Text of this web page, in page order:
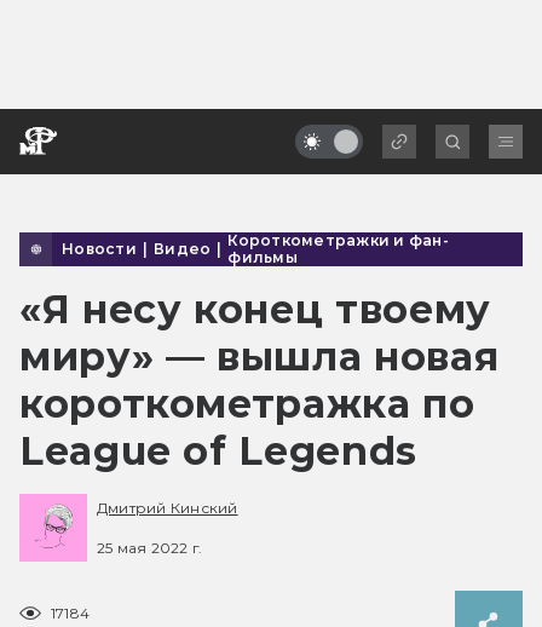
Новости | Видео | Короткометражки и фан-
фильмы
«Я несу конец твоему
миру» — вышла новая
короткометражка по
League of Legends
Дмитрий Кинский
25 мая 2022 г.
17184